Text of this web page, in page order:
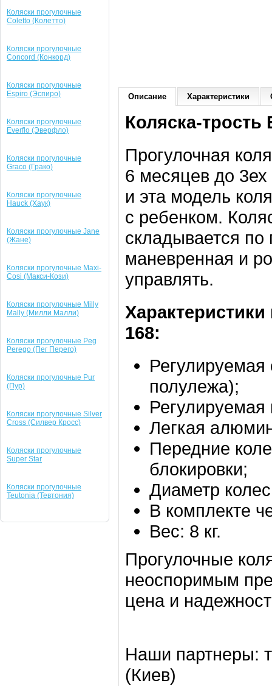
Коляски прогулочные
Coletto (Колетто)
Коляски прогулочные
Concord (Конкорд)
Коляски прогулочные
Espiro (Эспиро)
Коляски прогулочные
Everflo (Эверфло)
Коляски прогулочные
Graco (Грако)
Коляски прогулочные
Hauck (Хаук)
Коляски прогулочные Jane
(Жане)
Коляски прогулочные Maxi-
Cosi (Макси-Кози)
Коляски прогулочные Milly
Mally (Милли Малли)
Коляски прогулочные Peg
Perego (Пег Перего)
Коляски прогулочные Pur
(Пур)
Коляски прогулочные Silver
Cross (Силвер Кросс)
Коляски прогулочные
Super Star
Коляски прогулочные
Teutonia (Тевтония)
Описание Характеристики
Коляска-трость
Прогулочная
6 месяцев до
и эта модель
с ребенком.
складывается по
маневренная и
управлять.
168:
полулежа);
Легкая
Передние
блокировки;
Диаметр
В комплекте
Вес: 8 кг.
Прогулочные
неоспоримым
цена и
Наши партнеры:
(Киев)